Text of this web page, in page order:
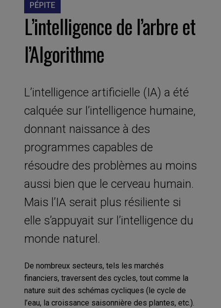
PÉPITE
L’intelligence de l’arbre et
l’Algorithme
L’intelligence artificielle (IA) a été
calquée sur l’intelligence humaine,
donnant naissance à des
programmes capables de
résoudre des problèmes au moins
aussi bien que le cerveau humain.
Mais l’IA serait plus résiliente si
elle s’appuyait sur l’intelligence du
monde naturel.
De nombreux secteurs, tels les marchés
financiers, traversent des cycles, tout comme la
nature suit des schémas cycliques (le cycle de
l’eau, la croissance saisonnière des plantes, etc.).